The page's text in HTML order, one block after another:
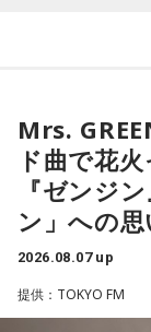
■2026年8月8日
寅の日は、金運
ため、宝くじを
ます。
・財布を新調する
・財布を使い始め
・銀行口座を開設
・旅行や出張へ出
Mrs. GREEN
＜リスナーから
ミセス先生、こ
た！ 私にとって
Mrs.
ド曲で花
『ゼンジ
ン」への
2026.08.07 up
提供：TOKYO FM